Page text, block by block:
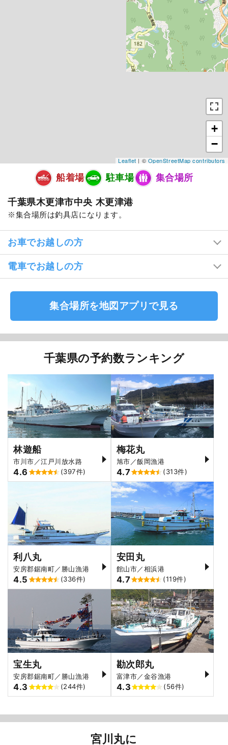
+
−
Leaflet| ©OpenStreetMap contributors
船着場 駐車場 集合場所
千葉県木更津市中央 木更津港
集合場所は釣具店になります。
お車でお越しの方
電車でお越しの方
集合場所を地図アプリで見る
千葉県の予約数ランキング
林遊船
市川市／江戸川放水路
4.6 (397件)
梅花丸
旭市／飯岡漁港
4.7 (313件)
利八丸
安房郡鋸南町／勝山漁港
4.5 (336件)
安田丸
館山市／相浜港
4.7 (119件)
宝生丸
安房郡鋸南町／勝山漁港
4.3 (244件)
勘次郎丸
富津市／金谷漁港
4.3 (56件)
宮川丸に